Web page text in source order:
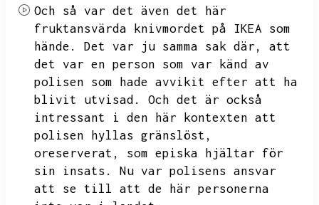
Och så var det även det här
fruktansvärda knivmordet på IKEA som
hände.
Det var ju samma sak där,
att
det var en person som var känd av
polisen som hade avvikit efter att ha
blivit utvisad.
Och det är också
intressant i den här kontexten att
polisen hyllas gränslöst,
oreserverat,
som episka hjältar för
sin insats.
Nu var polisens ansvar
att se till att de här personerna